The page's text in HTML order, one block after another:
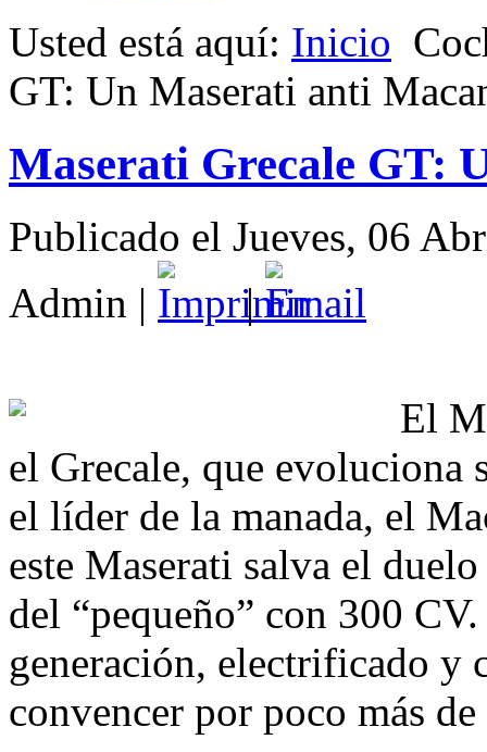
Usted está aquí: Inicio
GT: Un Maserati anti
Maserati Grecale GT:
Publicado el Jueves, 06
Admin | |
El
el Grecale, que evoluciona
el líder de la manada, el
este Maserati salva el
del “pequeño” con 300
generación, electrificado y
convencer por poco más